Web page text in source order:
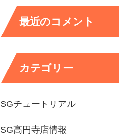
最近のコメント
カテゴリー
SGチュートリアル
SG高円寺店情報